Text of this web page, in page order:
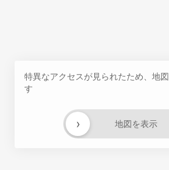
特異なアクセスが見られたため、地
す
地図を表示
›